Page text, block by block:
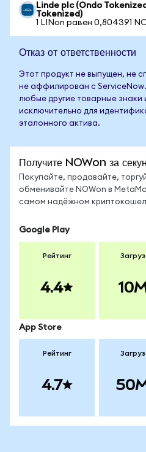
Linde plc (Ondo
Tokenized)
1 LINon равен 0,804391
Отказ от ответственности
Этот продукт не выпущен, не
не аффилирован с
любые другие товарные знаки
исключительно для
эталонного актива.
Получите NOWon за
Покупайте, продавайте,
обменивайте NOWon в
самом надёжном
Google Play
Рейтинг
4.4
App Store
Рейтинг
4.7